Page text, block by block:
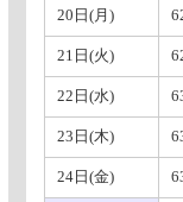
20日(月)
21日(火)
22日(水)
23日(木)
24日(金)